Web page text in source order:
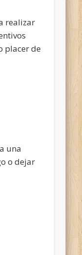
realizar
placer de
una
o dejar